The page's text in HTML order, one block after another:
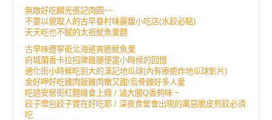
無敵好吃麟光張記肉圓~~
不要以貌取人的古早眷村味麗馥小吃店(水餃必點)
天天吃也不膩的太祖魷魚羹麵
古早味遼寧街北海道爽脆魷魚羹
府城蘭香卡拉招牌雞腿便當小時候的回憶
通化街小時候吃到大的漢記地瓜球(內有療癒炸地瓜球影片)
金好呷好吃雞肉飯雞肉嫩又甜/烏骨雞好多人愛
吃過安居街紅麵線會上癮 / 滷大腸Q香夠味 ~
餃子樂包餃子實在好吃耶 / 深夜食堂會出現的萬惡脆皮煎餃必須
吃